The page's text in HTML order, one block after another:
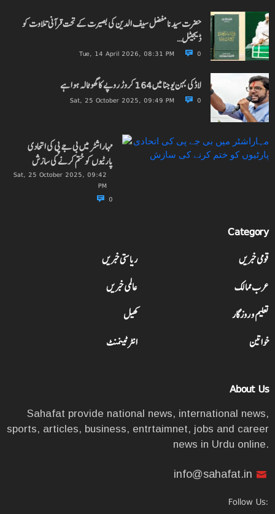
حضرت سیدنا مفضل سیف الدین کی بصیرت کے تحت قرآنی تلاوت کو
ڈیجیٹل…
Tue, 14 April 2026, 08:31 PM 0
لاڈکی بہن یوجنا میں 164 کروڑ روپے کا گھوٹالہ ہوا ہے
Sat, 25 October 2025, 09:49 PM 0
مہاراشٹر میں بی جے پی کی اتحادی
پارٹیوں کو ختم کرنے کی سازش
Sat, 25 October 2025, 09:42
PM
0
Category
قومی خبریں
ریاستی خبریں
عرب ممالک
عالمی خبریں
تعلیم و روزگار
کھیل
خواتین
انٹرٹینمنٹ
About Us
Sahafat provide national news, international news,
sports, articles, business, entrtaimnet, jobs and career
news in Urdu online.
info@sahafat.in
Follow Us: